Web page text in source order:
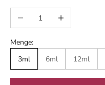
Anzahl verringernAnzahl erhöhen
Menge:
3ml
6ml 12ml